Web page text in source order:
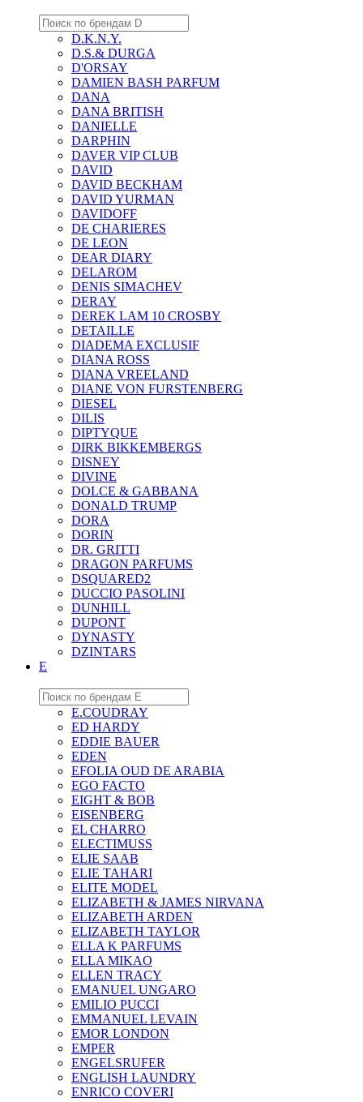
D.K.N.Y.
D.S.& DURGA
D'ORSAY
DAMIEN BASH PARFUM
DANA
DANA BRITISH
DANIELLE
DARPHIN
DAVER VIP CLUB
DAVID
DAVID BECKHAM
DAVID YURMAN
DAVIDOFF
DE CHARIERES
DE LEON
DEAR DIARY
DELAROM
DENIS SIMACHEV
DERAY
DEREK LAM 10 CROSBY
DETAILLE
DIADEMA EXCLUSIF
DIANA ROSS
DIANA VREELAND
DIANE VON FURSTENBERG
DIESEL
DILIS
DIPTYQUE
DIRK BIKKEMBERGS
DISNEY
DIVINE
DOLCE & GABBANA
DONALD TRUMP
DORA
DORIN
DR. GRITTI
DRAGON PARFUMS
DSQUARED2
DUCCIO PASOLINI
DUNHILL
DUPONT
DYNASTY
DZINTARS
E
E.COUDRAY
ED HARDY
EDDIE BAUER
EDEN
EFOLIA OUD DE ARABIA
EGO FACTO
EIGHT & BOB
EISENBERG
EL CHARRO
ELECTIMUSS
ELIE SAAB
ELIE TAHARI
ELITE MODEL
ELIZABETH & JAMES NIRVANA
ELIZABETH ARDEN
ELIZABETH TAYLOR
ELLA K PARFUMS
ELLA MIKAO
ELLEN TRACY
EMANUEL UNGARO
EMILIO PUCCI
EMMANUEL LEVAIN
EMOR LONDON
EMPER
ENGELSRUFER
ENGLISH LAUNDRY
ENRICO COVERI